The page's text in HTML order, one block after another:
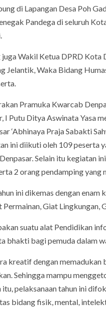
di Lapangan Desa Poh
Pandega di seluruh
Wakil Ketua DPRD Kota
Jelantik, Waka Bidang
Pramuka Kwarcab
I Putu Ditya Aswinata Yasa
‘Abhinaya Praja Sabakti
ini diikuti oleh 109 peserta
Selain itu kegiatan
2 orang pendamping yang
ini dikemas dengan
Giat
suatu alat Pendidikan
bhakti bagi pemuda dalam
kreatif dengan
Sehingga mampu
pelaksanaan tahun ini
bidang fisik, mental,